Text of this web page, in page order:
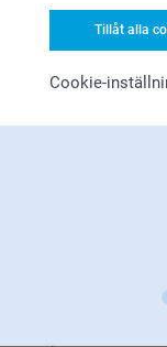
Tillåt alla
Cookie-
(2207 omdömen)
Kvadratiska Bilder
Från 1,29
Den här color
colour
detaljer som